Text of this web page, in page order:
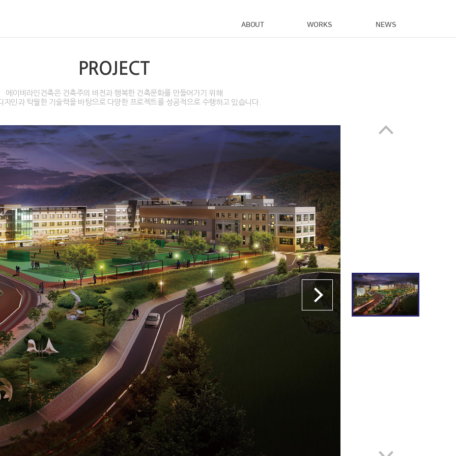
ABOUT WORKS NEWS
PROJECT
에이비라인건축은 건축주의 비전과 행복한 건축문화를 만들어가기 위해
자인과 탁월한 기술력을 바탕으로 다양한 프로젝트를 성공적으로 수행하고 있습니다.